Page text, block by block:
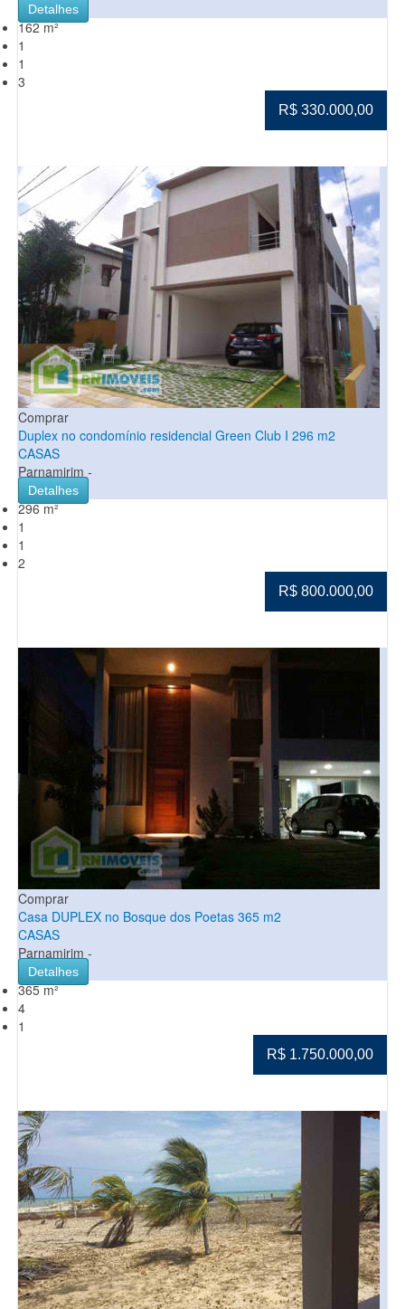
Detalhes
162 m²
1
1
3
R$ 330.000,00
Comprar
Duplex no condomínio residencial Green Club I 296 m2
CASAS
Parnamirim -
Detalhes
296 m²
1
1
2
R$ 800.000,00
Comprar
Casa DUPLEX no Bosque dos Poetas 365 m2
CASAS
Parnamirim -
Detalhes
365 m²
4
1
R$ 1.750.000,00